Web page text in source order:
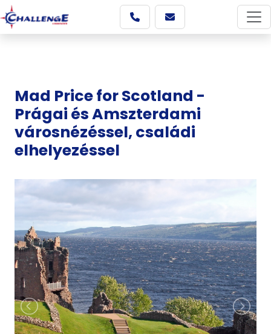
Mad Price for Scotland -
Prágai és Amszterdami
városnézéssel, családi
elhelyezéssel
Képgaléria